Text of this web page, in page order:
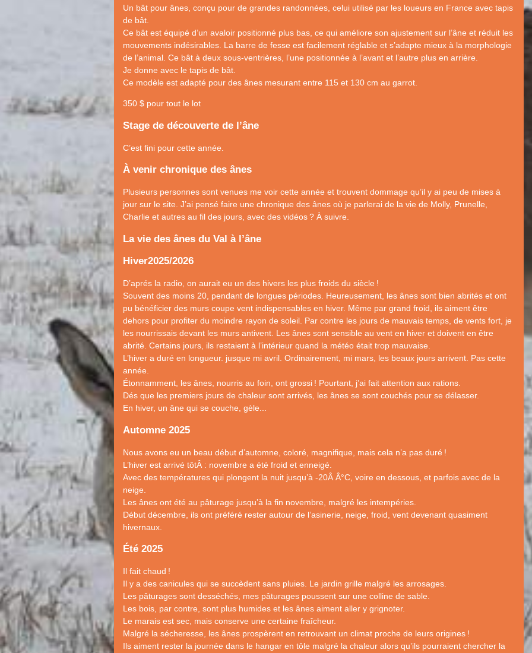
Un bât pour ânes, conçu pour de grandes randonnées, celui utilisé par les loueurs en France avec tapis
de bât.
Ce bât est équipé d’un avaloir positionné plus bas, ce qui améliore son ajustement sur l’âne et réduit les
mouvements indésirables. La barre de fesse est facilement réglable et s’adapte mieux à la morphologie
de l’animal. Ce bât à deux sous-ventrières, l’une positionnée à l’avant et l’autre plus en arrière.
Je donne avec le tapis de bât.
Ce modèle est adapté pour des ânes mesurant entre 115 et 130 cm au garrot.
350 $ pour tout le lot
Stage de découverte de l’âne
C’est fini pour cette année.
À venir chronique des ânes
Plusieurs personnes sont venues me voir cette année et trouvent dommage qu’il y ai peu de mises à
jour sur le site. J’ai pensé faire une chronique des ânes où je parlerai de la vie de Molly, Prunelle,
Charlie et autres au fil des jours, avec des vidéos? À suivre.
La vie des ânes du Val à l’âne
Hiver2025/2026
D’aprés la radio, on aurait eu un des hivers les plus froids du siècle !
Souvent des moins 20, pendant de longues périodes. Heureusement, les ânes sont bien abrités et ont
pu bénéficier des murs coupe vent indispensables en hiver. Même par grand froid, ils aiment être
dehors pour profiter du moindre rayon de soleil. Par contre les jours de mauvais temps, de vents fort, je
les nourrissais devant les murs antivent. Les ânes sont sensible au vent en hiver et doivent en être
abrité. Certains jours, ils restaient à l’intérieur quand la météo était trop mauvaise.
L’hiver a duré en longueur. jusque mi avril. Ordinairement, mi mars, les beaux jours arrivent. Pas cette
année.
Étonnamment, les ânes, nourris au foin, ont grossi ! Pourtant, j’ai fait attention aux rations.
Dés que les premiers jours de chaleur sont arrivés, les ânes se sont couchés pour se délasser.
En hiver, un âne qui se couche, gèle...
Automne 2025
Nous avons eu un beau début d’automne, coloré, magnifique, mais cela n’a pas duré !
L’hiver est arrivé tôtÂ : novembre a été froid et enneigé.
Avec des températures qui plongent la nuit jusqu’à -20Â Â°C, voire en dessous, et parfois avec de la
neige.
Les ânes ont été au pâturage jusqu’à la fin novembre, malgré les intempéries.
Début décembre, ils ont préféré rester autour de l’asinerie, neige, froid, vent devenant quasiment
hivernaux.
Été 2025
Il fait chaud !
Il y a des canicules qui se succèdent sans pluies. Le jardin grille malgré les arrosages.
Les pâturages sont desséchés, mes pâturages poussent sur une colline de sable.
Les bois, par contre, sont plus humides et les ânes aiment aller y grignoter.
Le marais est sec, mais conserve une certaine fraîcheur.
Malgré la sécheresse, les ânes prospèrent en retrouvant un climat proche de leurs origines !
Ils aiment rester la journée dans le hangar en tôle malgré la chaleur alors qu’ils pourraient chercher la